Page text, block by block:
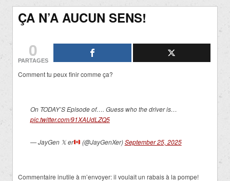
ÇA N’A AUCUN SENS!
0
PARTAGES
Comment tu peux finir comme ça?
On TODAY’S Episode of…. Guess who the driver is…
pic.twitter.com/91XAUdLZQ5
— JayGen 𝕏 er (@JayGenXer)September 25, 2025
Commentaire inutile à m’envoyer: il voulait un rabais à la pompe!